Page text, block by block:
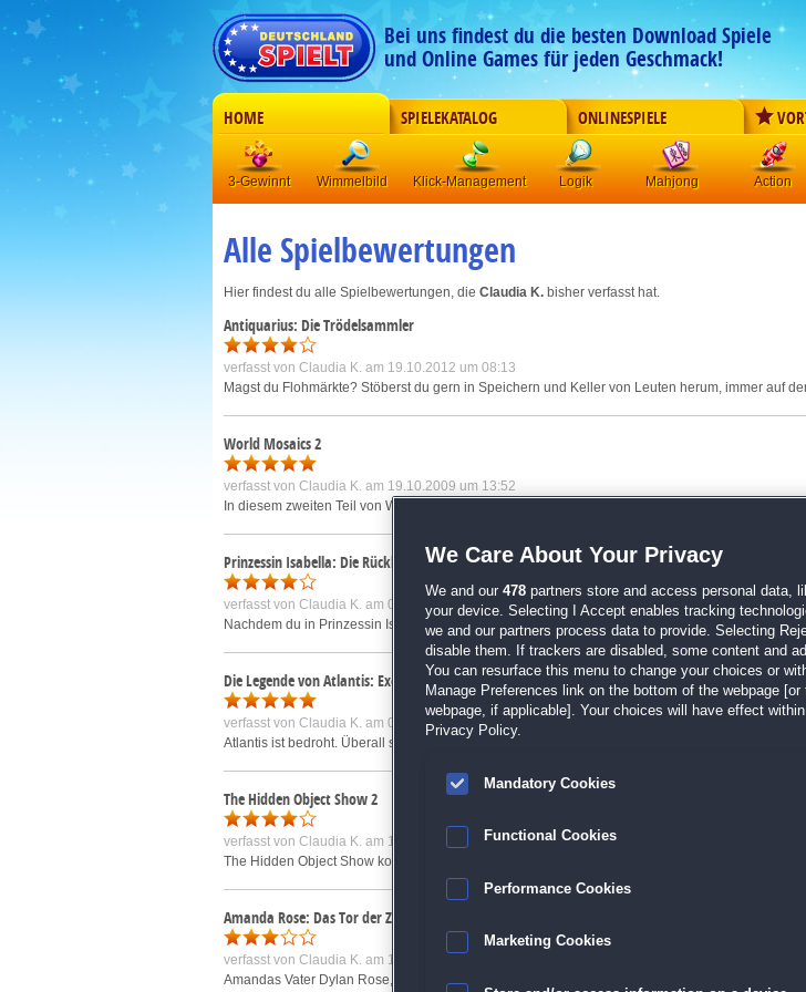
Bei uns findest du die besten Download Spiele
und Online Games für jeden Geschmack!
HOME SPIELEKATALOG ONLINESPIELE
3-Gewinnt Wimmelbild Klick-Management Logik Mahjong Action
Alle Spielbewertungen
Hier findest du alle Spielbewertungen, die Claudia K. bisher verfasst hat.
Antiquarius: Die Trödelsammler
verfasst von Claudia K. am 19.10.2012 um 08:13
Magst du Flohmärkte? Stöberst du gern in Speichern und Keller von Leuten herum, immer auf
World Mosaics 2
verfasst von Claudia K. am 19.10.2009 um 13:52
In diesem zweiten Teil von World Mosaics wirst du durch die defekte magische Sanduhr ganz
Prinzessin Isabella: Die Rückkehr des Fluches Sammleredition
verfasst von Claudia K. am 07.10.2011 um 14:52
Nachdem du in Prinzessin Isabella: Der Fluch der Hexe die böse Hexe besiegt hattest, konnte
Die Legende von Atlantis: Exodus
verfasst von Claudia K. am 07.05.2012 um 09:33
Atlantis ist bedroht. Überall sind Menschen nach Unwettern vom Rest des Landes
The Hidden Object Show 2
verfasst von Claudia K. am 18.03.2009 um 13:41
The Hidden Object Show kommt zurück - "Season 2" ist da - mit zumindest teilweise besseren
Amanda Rose: Das Tor der Zeit
verfasst von Claudia K. am 12.10.2011 um 09:01
Amandas Vater Dylan Rose, Anwalt und erfahrener Pilot, erhält einen überraschenden Anruf.
We Care About Your Privacy
We and our 478 partners store and access personal data,
your device. Selecting I Accept enables tracking
we and our partners process data to provide. Selecting
disable them. If trackers are disabled, some content and
You can resurface this menu to change your choices or
Manage Preferences link on the bottom of the webpage
webpage, if applicable]. Your choices will have effect
Privacy Policy.
Mandatory Cookies
Functional Cookies
Performance Cookies
Marketing Cookies